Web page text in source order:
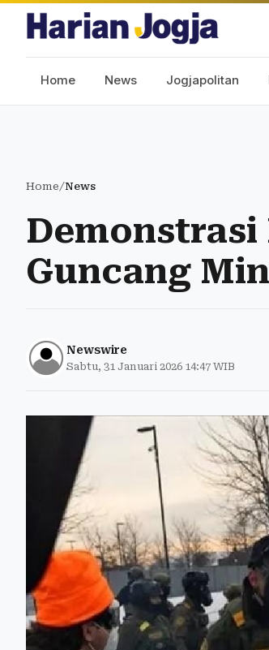
Home News Jogjapolitan
Home/News
Demonstrasi
Guncang
Newswire
Sabtu, 31 Januari 2026 14:47 WIB